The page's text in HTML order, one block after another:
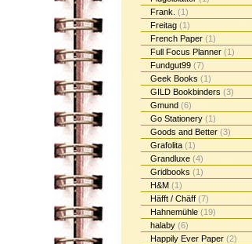
Frank. (1)
Freitag (1)
French Paper (1)
Full Focus Planner (1)
Fundgut99 (7)
Geek Books (1)
GILD Bookbinders (3)
Gmund (6)
Go Stationery (1)
Goods and Better (3)
Grafolita (1)
Grandluxe (4)
Gridbooks (1)
H&M (1)
Häfft / Chäff (7)
Hahnemühle (19)
halaby (6)
Happily Ever Paper (2)